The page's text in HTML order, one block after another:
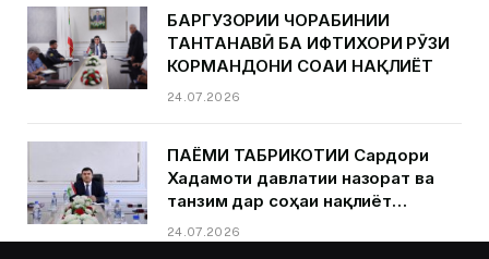
БАРГУЗОРИИ ЧОРАБИНИИ
ТАНТАНАВӢ БА ИФТИХОРИ РӮЗИ
КОРМАНДОНИ СОҲАИ НАҚЛИЁТ
24.07.2026
ПАЁМИ ТАБРИКОТИИ Сардори
Хадамоти давлатии назорат ва
танзим дар соҳаи нақлиёт
Қурбонзода Д.Қ.ба муносибати
Рӯзи кормандони соҳаи нақлиёт
24.07.2026